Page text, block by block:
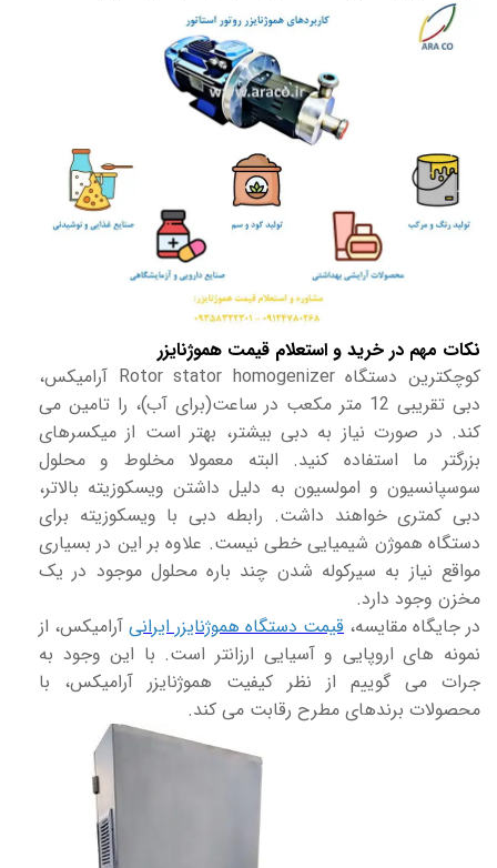
نکات مهم در خرید و استعلام قیمت هموژنایزر
کوچکترین دستگاه Rotor stator homogenizer آرامیکس،
دبی تقریبی 12 متر مکعب در ساعت(برای آب)، را تامین می
کند. در صورت نیاز به دبی بیشتر، بهتر است از میکسرهای
بزرگتر ما استفاده کنید. البته معمولا مخلوط و محلول
سوسپانسیون و امولسیون به دلیل داشتن ویسکوزیته بالاتر،
دبی کمتری خواهند داشت. رابطه دبی با ویسکوزیته برای
دستگاه هموژن شیمیایی خطی نیست. علاوه بر این در بسیاری
مواقع نیاز به سیرکوله شدن چند باره محلول موجود در یک
مخزن وجود دارد.
در جایگاه مقایسه، قیمت دستگاه هموژنایزر ایرانی آرامیکس، از
نمونه های اروپایی و آسیایی ارزانتر است. با این وجود به
جرات می گوییم از نظر کیفیت هموژنایزر آرامیکس، با
محصولات برندهای مطرح رقابت می کند.